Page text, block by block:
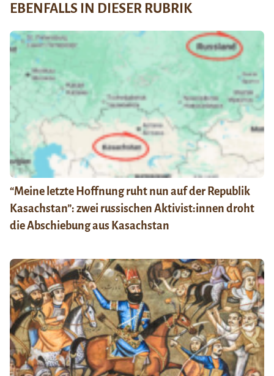
EBENFALLS IN DIESER RUBRIK
“Meine letzte Hoffnung ruht nun auf der Republik
Kasachstan”: zwei russischen Aktivist:innen droht
die Abschiebung aus Kasachstan